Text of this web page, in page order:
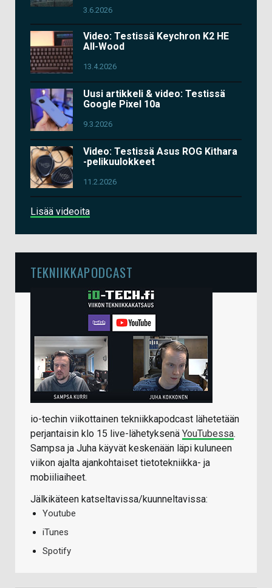
3.6.2026
Video: Testissä Keychron K2 HE
All-Wood
13.4.2026
Uusi artikkeli & video: Testissä
Google Pixel 10a
9.3.2026
Video: Testissä Asus ROG Kithara
-pelikuulokkeet
11.2.2026
Lisää videoita
TEKNIIKKAPODCAST
io-techin viikottainen tekniikkapodcast lähetetään
perjantaisin klo 15 live-lähetyksenä YouTubessa.
Sampsa ja Juha käyvät keskenään läpi kuluneen
viikon ajalta ajankohtaiset tietotekniikka- ja
mobiiliaiheet.
Jälkikäteen katseltavissa/kuunneltavissa:
Youtube
iTunes
Spotify